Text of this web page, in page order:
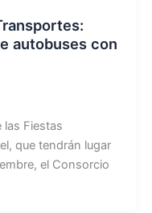
autobuses con
las Fiestas
que tendrán lugar
el Consorcio